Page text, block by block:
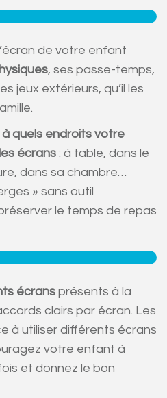
de votre enfant
, ses passe-temps,
jeux extérieurs, qu’il les
à quels endroits votre
écrans : à table, dans le
dans sa chambre…
» sans outil
le temps de repas
écrans présents à la
clairs par écran. Les
à utiliser différents écrans
votre enfant à
et donnez le bon